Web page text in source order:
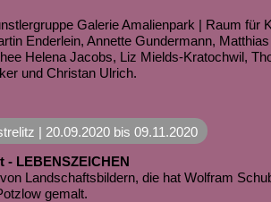
Galerie Amalienpark | Raum für
Enderlein, Annette Gundermann, Matthias
Helena Jacobs, Liz Mields-Kratochwil,
und Christan Ulrich.
| 20.09.2020 bis 09.11.2020
- LEBENSZEICHEN
Landschaftsbildern, die hat Wolfram
gemalt.